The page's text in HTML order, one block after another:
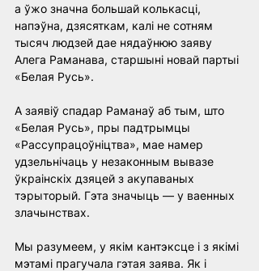
а ўжо значна большай колькасці,
напэўна, дзясяткам, калі не сотням
тысяч людзей дае нядаўнюю заяву
Алега Раманава, старшыні новай партыі
«Белая Русь».
А заявіў спадар Раманаў аб тым, што
«Белая Русь», пры падтрымцы
«Рассупрацоўніцтва», мае намер
удзельнічаць у незаконным вывазе
ўкраінскіх дзяцей з акупаваных
тэрыторый. Гэта значыць — у ваенных
злачынствах.
Мы разумеем, у якім кантэксце і з якімі
мэтамі прагучала гэтая заява. Як і